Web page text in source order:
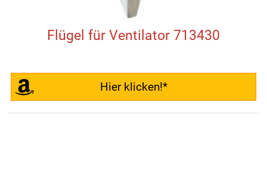
Flügel für Ventilator 713430
Hier klicken!*